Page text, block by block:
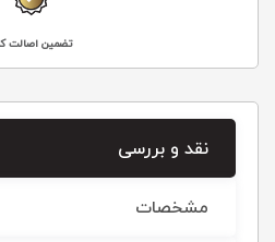
تضمین اصالت
نقد و بررسی
مشخصات